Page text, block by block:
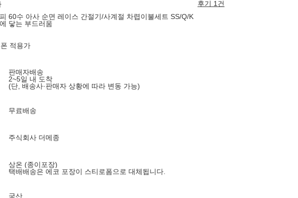
후기 1건
60수 아사 순면 레이스 간절기/사계절 차렵이불세트 SS/Q/K
닿는 부드러움
적용가
판매자배송
2~5일 내 도착
(단, 배송사·판매자 상황에 따라 변동 가능)
무료배송
주식회사 더메종
상온 (종이포장)
택배배송은 에코 포장이 스티로폼으로 대체됩니다.
국산